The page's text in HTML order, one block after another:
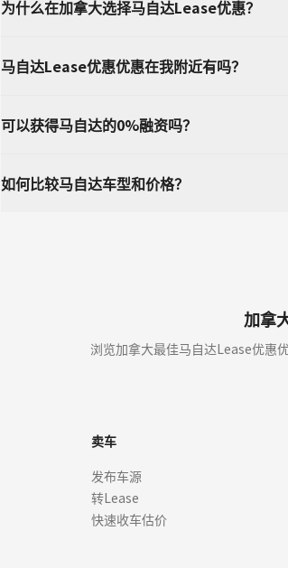
为什么在加拿大选择马自达Lease优惠？
马自达Lease优惠优惠在我附近有吗？
可以获得马自达的0%融资吗？
如何比较马自达车型和价格？
加拿
浏览加拿大最佳马自达Lease优惠
卖车
发布车源
转Lease
快速收车估价